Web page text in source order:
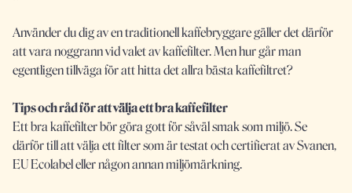
Använder du dig av en traditionell kaffebryggare gäller det därför
att vara noggrann vid valet av kaffefilter. Men hur går man
egentligen tillväga för att hitta det allra bästa kaffefiltret?
Tips och råd för att välja ett bra kaffefilter
Ett bra kaffefilter bör göra gott för såväl smak som miljö. Se
därför till att välja ett filter som är testat och certifierat av Svanen,
EU Ecolabel eller någon annan miljömärkning.